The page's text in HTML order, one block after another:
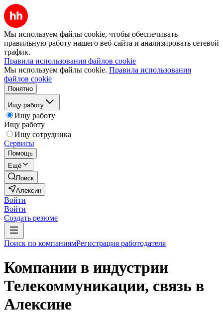
Мы используем файлы cookie, чтобы обеспечивать
правильную работу нашего веб-сайта и анализировать сетевой
трафик.
Правила использования файлов cookie
Мы используем файлы cookie. Правила использования
файлов cookie
Понятно
Ищу работу
Ищу работу
Ищу работу
Ищу сотрудника
Сервисы
Помощь
Ещё
Поиск
Алексин
Войти
Войти
Создать резюме
Поиск по компаниямРегистрация работодателя
Компании в индустрии
Телекоммуникации, связь в
Алексине